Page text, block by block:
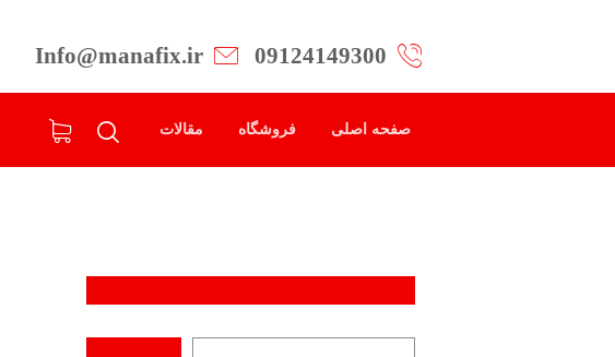
Info@manafix.ir 09124149300
صفحه اصلی فروشگاه مقالات